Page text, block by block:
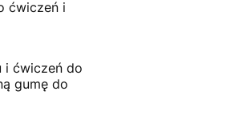
ćwiczeń i
i ćwiczeń do
gumę do